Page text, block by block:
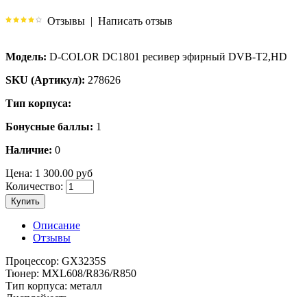
Отзывы | Написать отзыв
Модель: D-COLOR DC1801 ресивер эфирный DVB-T2,HD
SKU (Артикул): 278626
Тип корпуса:
Бонусные баллы: 1
Наличие: 0
Цена: 1 300.00 руб
Количество:
Купить
Описание
Отзывы
Процессор: GX3235S
Тюнер: MXL608/R836/R850
Тип корпуса: металл